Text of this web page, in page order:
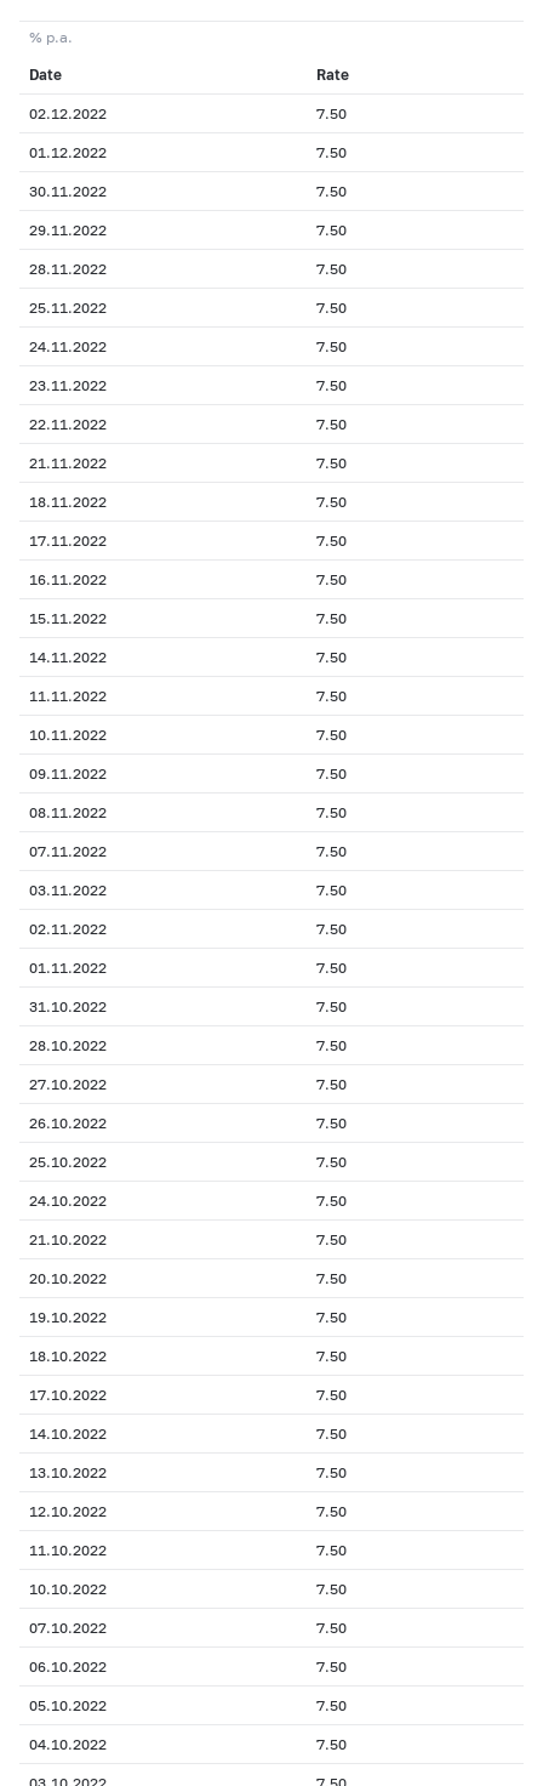
% p.a.
Date Rate
02.12.2022 7.50
01.12.2022 7.50
30.11.2022 7.50
29.11.2022 7.50
28.11.2022 7.50
25.11.2022 7.50
24.11.2022 7.50
23.11.2022 7.50
22.11.2022 7.50
21.11.2022 7.50
18.11.2022 7.50
17.11.2022 7.50
16.11.2022 7.50
15.11.2022 7.50
14.11.2022 7.50
11.11.2022 7.50
10.11.2022 7.50
09.11.2022 7.50
08.11.2022 7.50
07.11.2022 7.50
03.11.2022 7.50
02.11.2022 7.50
01.11.2022 7.50
31.10.2022 7.50
28.10.2022 7.50
27.10.2022 7.50
26.10.2022 7.50
25.10.2022 7.50
24.10.2022 7.50
21.10.2022 7.50
20.10.2022 7.50
19.10.2022 7.50
18.10.2022 7.50
17.10.2022 7.50
14.10.2022 7.50
13.10.2022 7.50
12.10.2022 7.50
11.10.2022 7.50
10.10.2022 7.50
07.10.2022 7.50
06.10.2022 7.50
05.10.2022 7.50
04.10.2022 7.50